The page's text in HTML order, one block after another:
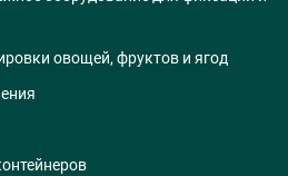
овощей, фруктов и ягод